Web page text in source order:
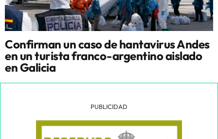
Confirman un caso de hantavirus Andes
en un turista franco-argentino aislado
en Galicia
PUBLICIDAD